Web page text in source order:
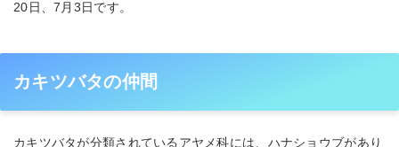
20日、7月3日です。
カキツバタの仲間
カキツバタが分類されているアヤメ科には、ハナショウブがあり